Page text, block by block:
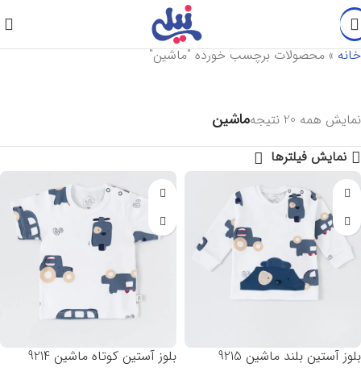
خانه»محصولات برچسب خورده "ماشین"
نمایش همه 20 نتیجه ماشین
نمایش فیلترها
بلوز آستین بلند ماشین 9215 بلوز آستین کوتاه ماشین 9214